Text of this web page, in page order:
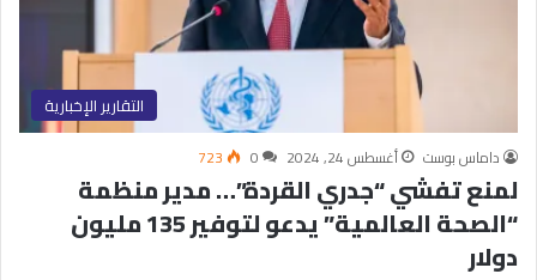
التقارير الإخبارية
داماس بوست أغسطس 24, 2024 0
723
لمنع تفشي “جدري القردة”… مدير منظمة
“الصحة العالمية” يدعو لتوفير 135 مليون
دولار